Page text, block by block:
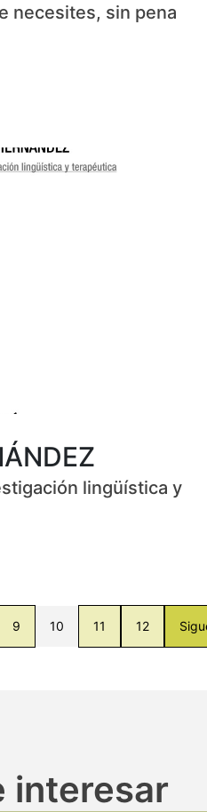
necesites, sin pena
lingüística y
9 10 11 12
interesar